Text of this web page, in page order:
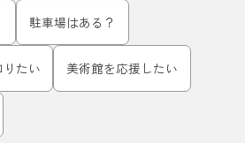
駐車場はある？
たい 美術館を応援したい